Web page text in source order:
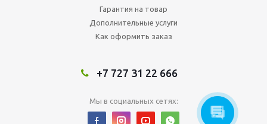
Гарантия на товар
Дополнительные услуги
Как оформить заказ
+7 727 31 22 666
Мы в социальных сетях: